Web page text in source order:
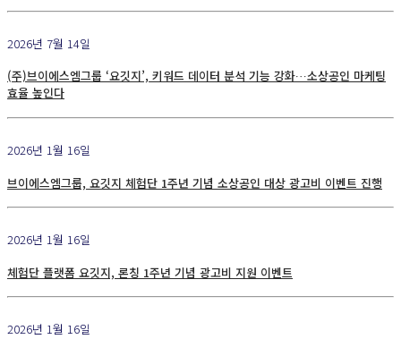
2026년 7월 14일
(주)브이에스엠그룹 ‘요깃지’, 키워드 데이터 분석 기능 강화…소상공인 마케팅
효율 높인다
2026년 1월 16일
브이에스엠그룹, 요깃지 체험단 1주년 기념 소상공인 대상 광고비 이벤트 진행
2026년 1월 16일
체험단 플랫폼 요깃지, 론칭 1주년 기념 광고비 지원 이벤트
2026년 1월 16일